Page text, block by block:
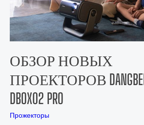
ОБЗОР НОВЫХ
ПРОЕКТОРОВ DANGBEI
DBOX02 PRO
Прожекторы